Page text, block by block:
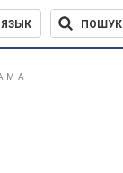
ЯЗЫК ПОШУК